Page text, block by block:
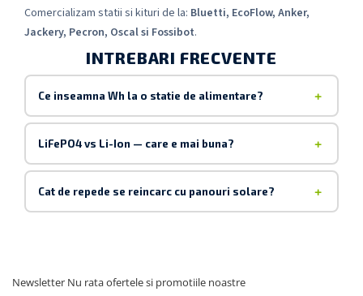
Comercializam statii si kituri de la: Bluetti, EcoFlow, Anker,
Jackery, Pecron, Oscal si Fossibot.
INTREBARI FRECVENTE
Ce inseamna Wh la o statie de alimentare?
LiFePO4 vs Li-Ion — care e mai buna?
Cat de repede se reincarc cu panouri solare?
Newsletter Nu rata ofertele si promotiile noastre